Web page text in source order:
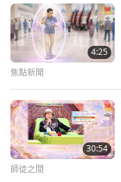
4:25
焦點新聞
30:54
師徒之間